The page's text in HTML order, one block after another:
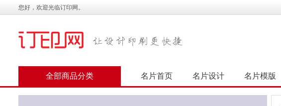
您好，欢迎光临订印网。
全部商品分类 名片首页 名片设计 名片模版